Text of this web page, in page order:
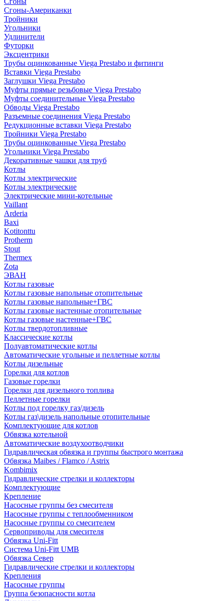
Сгоны-Американки
Тройники
Угольники
Удлинители
Футорки
Эксцентрики
Трубы оцинкованные Viega Prestabo и фитинги
Вставки Viega Prestabo
Заглушки Viega Prestabo
Муфты прямые резьбовые Viega Prestabo
Муфты соединительные Viega Prestabo
Обводы Viega Prestabo
Разъемные соединения Viega Prestabo
Редукционные вставки Viega Prestabo
Тройники Viega Prestabo
Трубы оцинкованные Viega Prestabo
Угольники Viega Prestabo
Декоративные чашки для труб
Котлы
Котлы электрические
Котлы электрические
Электрические мини-котельные
Vaillant
Arderia
Baxi
Kotitonttu
Protherm
Stout
Thermex
Zota
ЭВАН
Котлы газовые
Котлы газовые напольные отопительные
Котлы газовые напольные+ГВС
Котлы газовые настенные отопительные
Котлы газовые настенные+ГВС
Котлы твердотопливные
Классические котлы
Полуавтоматические котлы
Автоматические угольные и пеллетные котлы
Котлы дизельные
Горелки для котлов
Газовые горелки
Горелки для дизельного топлива
Пеллетные горелки
Котлы под горелку газ/дизель
Котлы газ\дизель напольные отопительные
Комплектующие для котлов
Обвязка котельной
Автоматические воздухоотводчики
Гидравлическая обвязка и группы быстрого монтажа
Обвязка Maibes / Flamco / Astrix
Kombimix
Гидравлические стрелки и коллекторы
Комплектующие
Крепление
Насосные группы без смесителя
Насосные группы с теплообменником
Насосные группы со смесителем
Сервоприводы для смесителя
Обвязка Uni-Fitt
Система Uni-Fitt UMB
Обвязка Север
Гидравлические стрелки и коллекторы
Крепления
Насосные группы
Группа безопасности котла